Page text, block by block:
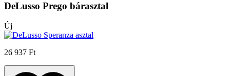
DeLusso Prego bárasztal
Új
26 937 Ft